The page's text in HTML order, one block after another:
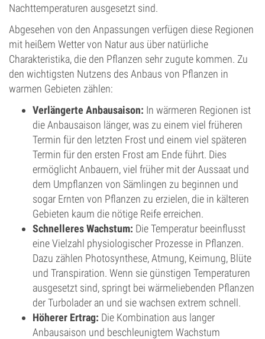
Nachttemperaturen ausgesetzt sind.
Abgesehen von den Anpassungen verfügen diese Regionen
mit heißem Wetter von Natur aus über natürliche
Charakteristika, die den Pflanzen sehr zugute kommen. Zu
den wichtigsten Nutzens des Anbaus von Pflanzen in
warmen Gebieten zählen:
Verlängerte Anbausaison: In wärmeren Regionen ist
die Anbausaison länger, was zu einem viel früheren
Termin für den letzten Frost und einem viel späteren
Termin für den ersten Frost am Ende führt. Dies
ermöglicht Anbauern, viel früher mit der Aussaat und
dem Umpflanzen von Sämlingen zu beginnen und
sogar Ernten von Pflanzen zu erzielen, die in kälteren
Gebieten kaum die nötige Reife erreichen.
Schnelleres Wachstum: Die Temperatur beeinflusst
eine Vielzahl physiologischer Prozesse in Pflanzen.
Dazu zählen Photosynthese, Atmung, Keimung, Blüte
und Transpiration. Wenn sie günstigen Temperaturen
ausgesetzt sind, springt bei wärmeliebenden Pflanzen
der Turbolader an und sie wachsen extrem schnell.
Höherer Ertrag: Die Kombination aus langer
Anbausaison und beschleunigtem Wachstum